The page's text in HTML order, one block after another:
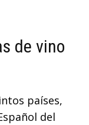
de vino
países,
del